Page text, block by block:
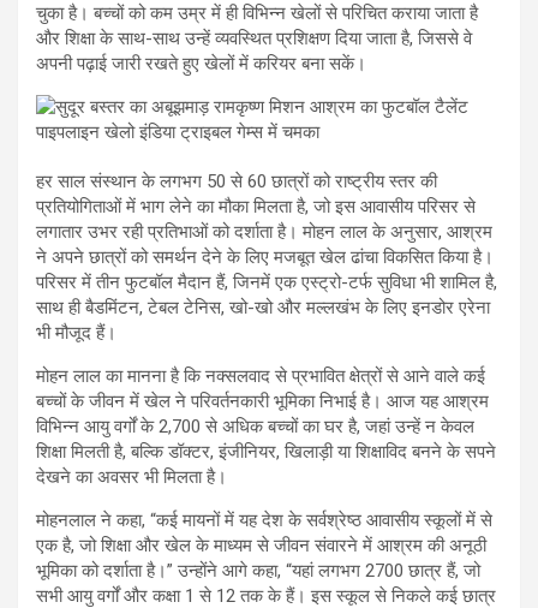
चुका है। बच्चों को कम उम्र में ही विभिन्न खेलों से परिचित कराया जाता है
और शिक्षा के साथ-साथ उन्हें व्यवस्थित प्रशिक्षण दिया जाता है, जिससे वे
अपनी पढ़ाई जारी रखते हुए खेलों में करियर बना सकें।
हर साल संस्थान के लगभग 50 से 60 छात्रों को राष्ट्रीय स्तर की
प्रतियोगिताओं में भाग लेने का मौका मिलता है, जो इस आवासीय परिसर से
लगातार उभर रही प्रतिभाओं को दर्शाता है। मोहन लाल के अनुसार, आश्रम
ने अपने छात्रों को समर्थन देने के लिए मजबूत खेल ढांचा विकसित किया है।
परिसर में तीन फुटबॉल मैदान हैं, जिनमें एक एस्ट्रो-टर्फ सुविधा भी शामिल है,
साथ ही बैडमिंटन, टेबल टेनिस, खो-खो और मल्लखंभ के लिए इनडोर एरेना
भी मौजूद हैं।
मोहन लाल का मानना है कि नक्सलवाद से प्रभावित क्षेत्रों से आने वाले कई
बच्चों के जीवन में खेल ने परिवर्तनकारी भूमिका निभाई है। आज यह आश्रम
विभिन्न आयु वर्गों के 2,700 से अधिक बच्चों का घर है, जहां उन्हें न केवल
शिक्षा मिलती है, बल्कि डॉक्टर, इंजीनियर, खिलाड़ी या शिक्षाविद बनने के सपने
देखने का अवसर भी मिलता है।
मोहनलाल ने कहा, “कई मायनों में यह देश के सर्वश्रेष्ठ आवासीय स्कूलों में से
एक है, जो शिक्षा और खेल के माध्यम से जीवन संवारने में आश्रम की अनूठी
भूमिका को दर्शाता है।” उन्होंने आगे कहा, “यहां लगभग 2700 छात्र हैं, जो
सभी आयु वर्गों और कक्षा 1 से 12 तक के हैं। इस स्कूल से निकले कई छात्र